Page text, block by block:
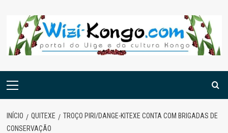
content
Menu
INÍCIO QUITEXE
TROÇO PIRI/DANGE-KITEXE CONTA COM BRIGADAS DE
CONSERVAÇÃO